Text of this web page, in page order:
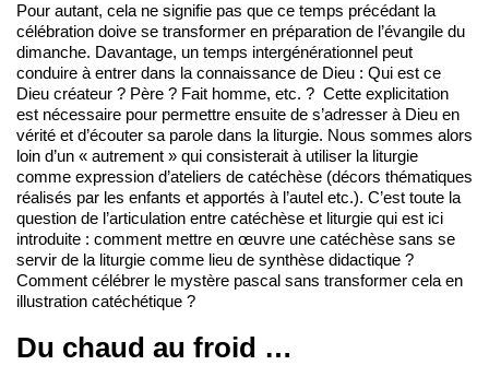
Pour autant, cela ne signifie pas que ce temps précédant la
célébration doive se transformer en préparation de l’évangile du
dimanche. Davantage, un temps intergénérationnel peut
conduire à entrer dans la connaissance de Dieu : Qui est ce
Dieu créateur ? Père ? Fait homme, etc. ? Cette explicitation
est nécessaire pour permettre ensuite de s’adresser à Dieu en
vérité et d’écouter sa parole dans la liturgie. Nous sommes alors
loin d’un « autrement » qui consisterait à utiliser la liturgie
comme expression d’ateliers de catéchèse (décors thématiques
réalisés par les enfants et apportés à l’autel etc.). C’est toute la
question de l’articulation entre catéchèse et liturgie qui est ici
introduite : comment mettre en œuvre une catéchèse sans se
servir de la liturgie comme lieu de synthèse didactique ?
Comment célébrer le mystère pascal sans transformer cela en
illustration catéchétique ?
Du chaud au froid …